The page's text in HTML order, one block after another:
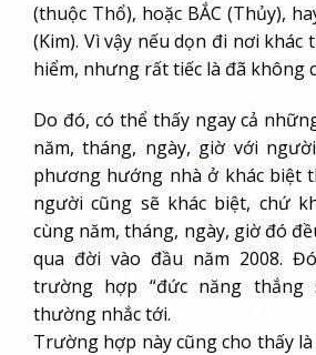
(thuộc Thổ), hoặc BẮC (Thủy),
(Kim). Vì vậy nếu dọn đi nơi
hiểm, nhưng rất tiếc là đã không
Do đó, có thể thấy ngay cả
năm, tháng, ngày, giờ với
phương hướng nhà ở khác biệt
người cũng sẽ khác biệt, chứ
cùng năm, tháng, ngày, giờ đó
qua đời vào đầu năm 2008.
trường hợp “đức năng thắng
thường nhắc tới.
Trường hợp này cũng cho thấy